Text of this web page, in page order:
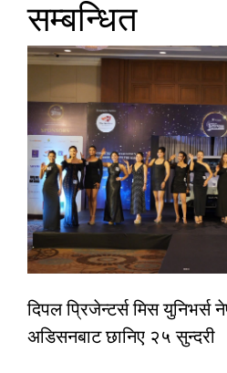
सम्बन्धित
दिपल प्रिजेन्टर्स मिस
अडिसनबाट छानिए २५ सुन्दरी